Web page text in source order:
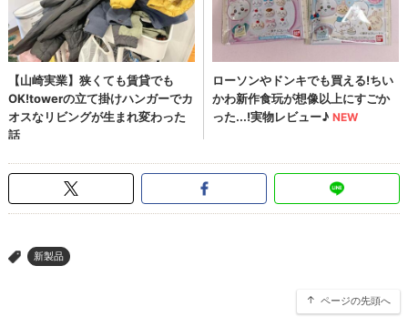
> 新製品
ページの先頭へ